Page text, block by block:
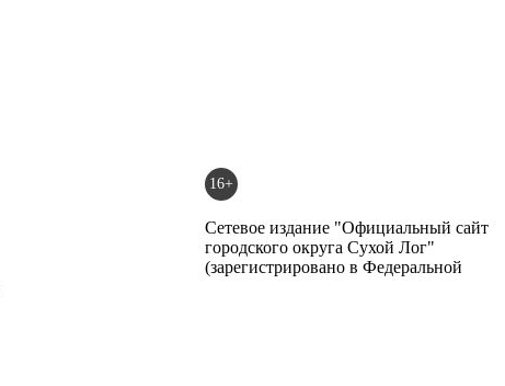
16+
Сетевое издание "Официальный сайт
городского округа Сухой Лог"
(зарегистрировано в Федеральной